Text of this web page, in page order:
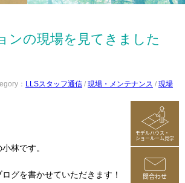
モデルハウス・
ショールーム見学
問合わせ
ンの現場を見てきました
： LLSスタッフ通信 / 現場・メンテナンス / 現場
林です。
グを書かせていただきます！